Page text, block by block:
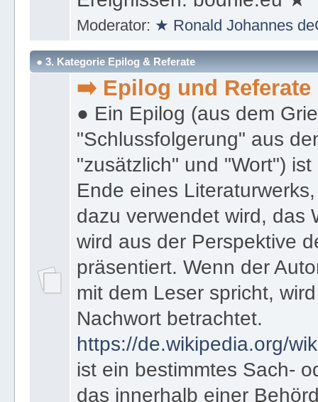
Ereignissen. bodhie.eu ★
Moderator:★ Ronald Johannes
● 3. Kategorie Epilog & Referate
➡️ Epilog und Referate
● Ein Epilog (aus dem
"Schlussfolgerung" aus
"zusätzlich" und "Wort")
Ende eines
dazu verwendet wird, das
wird aus der Perspektive
präsentiert. Wenn der
mit dem Leser spricht,
Nachwort betrachtet.
https://de.wikipedia.org/
ist ein bestimmtes Sach-